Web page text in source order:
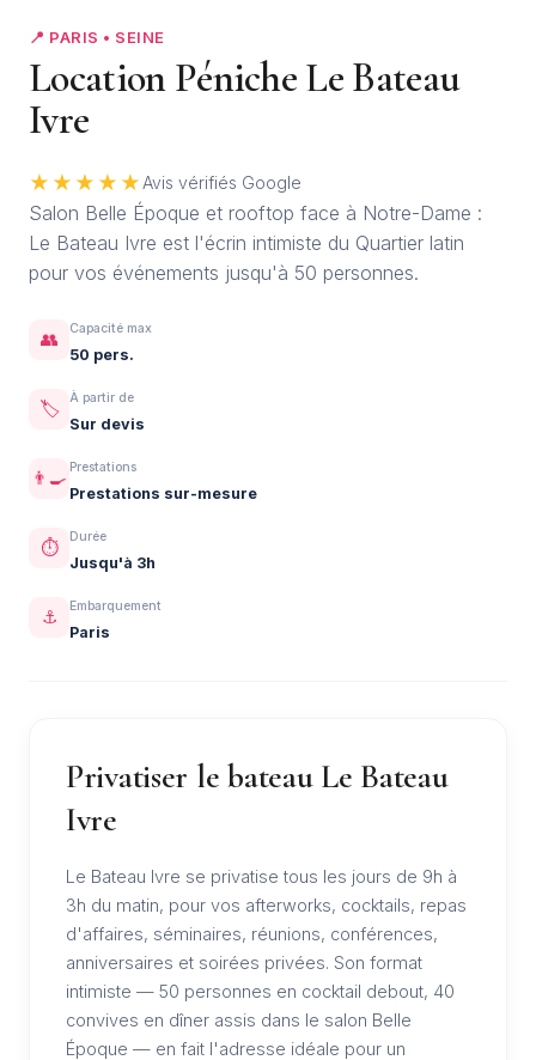
📍 PARIS • SEINE
Location Péniche Le Bateau
Ivre
★★★★★ Avis vérifiés Google
Salon Belle Époque et rooftop face à Notre-Dame :
Le Bateau Ivre est l'écrin intimiste du Quartier latin
pour vos événements jusqu'à 50 personnes.
👥 Capacité max
50 pers.
🏷️ À partir de
Sur devis
👨‍🍳 Prestations
Prestations sur-mesure
⏱️ Durée
Jusqu'à 3h
⚓ Embarquement
Paris
Privatiser le bateau Le Bateau
Ivre
Le Bateau Ivre se privatise tous les jours de 9h à
3h du matin, pour vos afterworks, cocktails, repas
d'affaires, séminaires, réunions, conférences,
anniversaires et soirées privées. Son format
intimiste — 50 personnes en cocktail debout, 40
convives en dîner assis dans le salon Belle
Époque — en fait l'adresse idéale pour un